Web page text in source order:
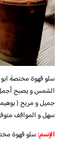
سلو قهوة مختصة
الشمس و يصبح أجمل
جميل و مريح (
سهل و المواقف
الإسم:سلو قهوة